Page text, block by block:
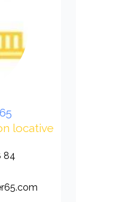
locative
84